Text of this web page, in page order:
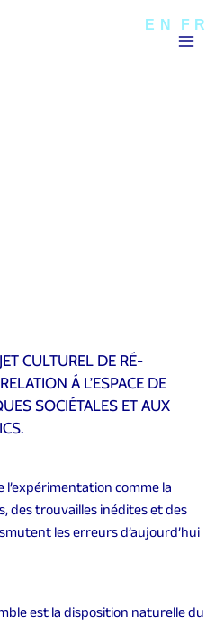
CULTUREL DE RÉ-
Á L’ESPACE DE
SOCIÉTALES ET AUX
l’expérimentation comme la
des trouvailles inédites et des
les erreurs d’aujourd’hui
est la disposition naturelle du
EN FR